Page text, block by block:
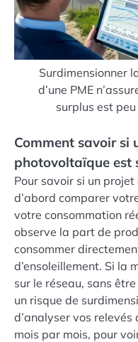
Surdimensionner
d’une PME
surplus est
Comment savoir si
photovoltaïque est
Pour savoir si un
d’abord comparer
votre consommation
observe la part de
consommer
d’ensoleillement. Si la
sur le réseau, sans
un risque de
d’analyser vos
mois par mois, pour